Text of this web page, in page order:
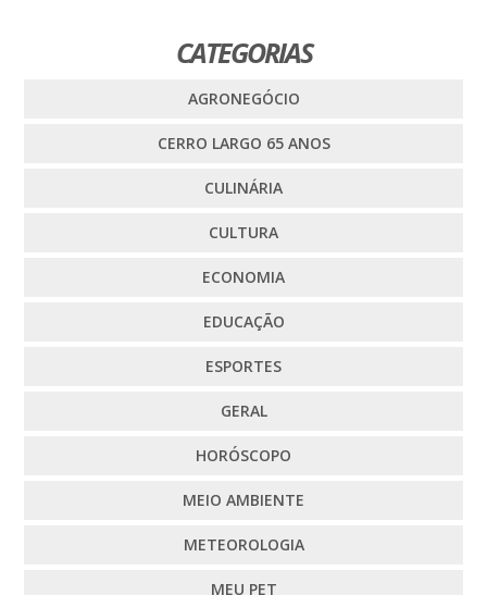
CATEGORIAS
AGRONEGÓCIO
CERRO LARGO 65 ANOS
CULINÁRIA
CULTURA
ECONOMIA
EDUCAÇÃO
ESPORTES
GERAL
HORÓSCOPO
MEIO AMBIENTE
METEOROLOGIA
MEU PET